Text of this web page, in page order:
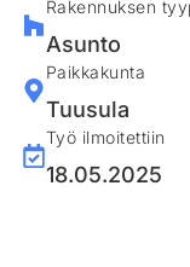
Rakennuksen
Asunto
Paikkakunta
Tuusula
Työ ilmoitettiin
18.05.2025